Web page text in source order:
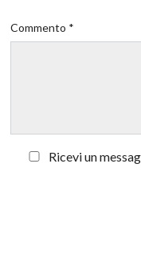
Commento *
Ricevi un